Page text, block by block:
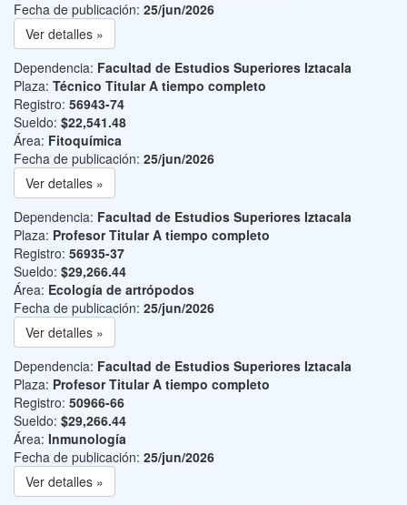
Fecha de publicación: 25/jun/2026
Ver detalles »
Dependencia: Facultad de Estudios Superiores Iztacala
Plaza: Técnico Titular A tiempo completo
Registro: 56943-74
Sueldo: $22,541.48
Área: Fitoquímica
Fecha de publicación: 25/jun/2026
Ver detalles »
Dependencia: Facultad de Estudios Superiores Iztacala
Plaza: Profesor Titular A tiempo completo
Registro: 56935-37
Sueldo: $29,266.44
Área: Ecología de artrópodos
Fecha de publicación: 25/jun/2026
Ver detalles »
Dependencia: Facultad de Estudios Superiores Iztacala
Plaza: Profesor Titular A tiempo completo
Registro: 50966-66
Sueldo: $29,266.44
Área: Inmunología
Fecha de publicación: 25/jun/2026
Ver detalles »